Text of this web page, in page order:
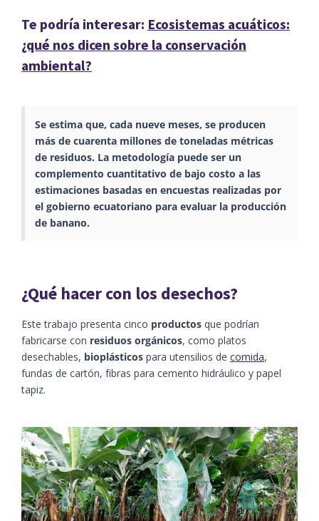
Te podría interesar: Ecosistemas acuáticos:
¿qué nos dicen sobre la conservación
ambiental?
Se estima que, cada nueve meses, se producen
más de cuarenta millones de toneladas métricas
de residuos. La metodología puede ser un
complemento cuantitativo de bajo costo a las
estimaciones basadas en encuestas realizadas por
el gobierno ecuatoriano para evaluar la producción
de banano.
¿Qué hacer con los desechos?
Este trabajo presenta cinco productos que podrían
fabricarse con residuos orgánicos, como platos
desechables, bioplásticos para utensilios de comida,
fundas de cartón, fibras para cemento hidráulico y papel
tapiz.